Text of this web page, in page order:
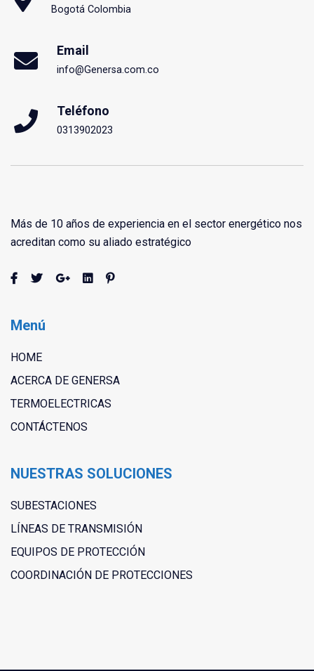
Bogotá Colombia
Email
info@Genersa.com.co
Teléfono
0313902023
Más de 10 años de experiencia en el sector energético nos
acreditan como su aliado estratégico
Menú
HOME
ACERCA DE GENERSA
TERMOELECTRICAS
CONTÁCTENOS
NUESTRAS SOLUCIONES
SUBESTACIONES
LÍNEAS DE TRANSMISIÓN
EQUIPOS DE PROTECCIÓN
COORDINACIÓN DE PROTECCIONES